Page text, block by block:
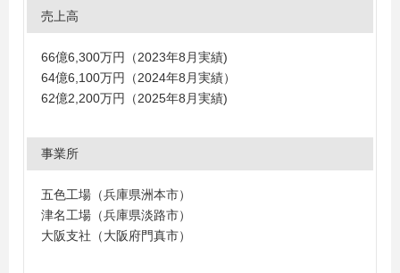
売上高
66億6,300万円（2023年8月実績)
64億6,100万円（2024年8月実績）
62億2,200万円（2025年8月実績)
事業所
五色工場（兵庫県洲本市）
津名工場（兵庫県淡路市）
大阪支社（大阪府門真市）